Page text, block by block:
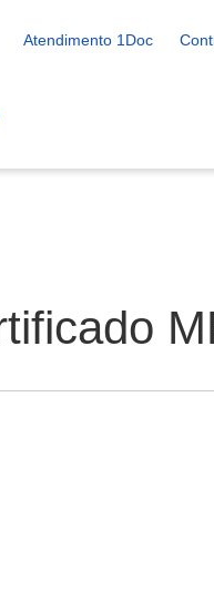
Atendimento 1Doc